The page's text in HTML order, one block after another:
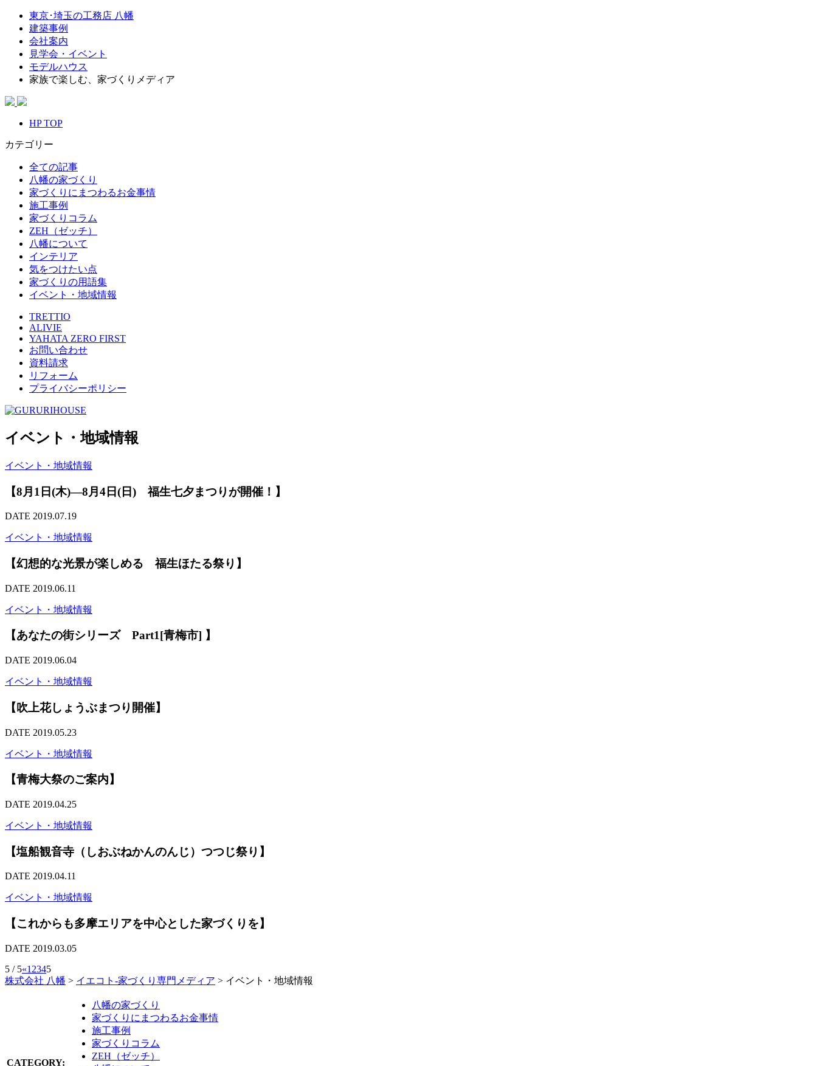
東京･埼玉の工務店 八幡
建築事例
会社案内
見学会・イベント
モデルハウス
家族で楽しむ、家づくりメディア
HP TOP
カテゴリー
全ての記事
八幡の家づくり
家づくりにまつわるお金事情
施工事例
家づくりコラム
ZEH（ゼッチ）
八幡について
インテリア
気をつけたい点
家づくりの用語集
イベント・地域情報
TRETTIO
ALIVIE
YAHATA ZERO FIRST
お問い合わせ
資料請求
リフォーム
プライバシーポリシー
イベント・地域情報
イベント・地域情報
【8月1日(木)―8月4日(日) 福生七夕まつりが開催！】
DATE 2019.07.19
イベント・地域情報
【幻想的な光景が楽しめる 福生ほたる祭り】
DATE 2019.06.11
イベント・地域情報
【あなたの街シリーズ Part1[青梅市] 】
DATE 2019.06.04
イベント・地域情報
【吹上花しょうぶまつり開催】
DATE 2019.05.23
イベント・地域情報
【青梅大祭のご案内】
DATE 2019.04.25
イベント・地域情報
【塩船観音寺（しおぶねかんのんじ）つつじ祭り】
DATE 2019.04.11
イベント・地域情報
【これからも多摩エリアを中心とした家づくりを】
DATE 2019.03.05
5 / 5«1 2345
株式会社 八幡 > イエコト-家づくり専門メディア > イベント・地域情報
CATEGORY:
八幡の家づくり
家づくりにまつわるお金事情
施工事例
家づくりコラム
ZEH（ゼッチ）